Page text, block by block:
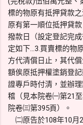
標的物原有抵押貸款
原有第一順位抵押貸
撥款日（設定登記完
定如下…3.買賣標的物
方代清償日止，其代
額俟原抵押權塗銷登
證專戶時付清，並辦
稽（見本院卷㈠第21
院卷㈢第395頁）。
㈡原告於108年10月